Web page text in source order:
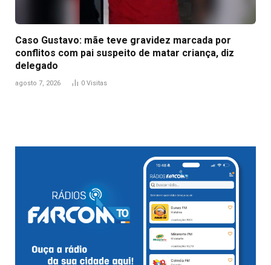
Caso Gustavo: mãe teve gravidez marcada por
conflitos com pai suspeito de matar criança, diz
delegado
agosto 7, 2026 0 Visitas